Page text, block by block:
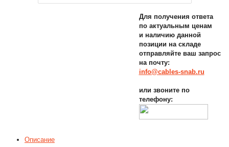
Для получения ответа
по актуальным ценам
и наличию данной
позиции на складе
отправляйте ваш запрос
на почту:
info@cables-snab.ru
или звоните по
телефону:
Описание